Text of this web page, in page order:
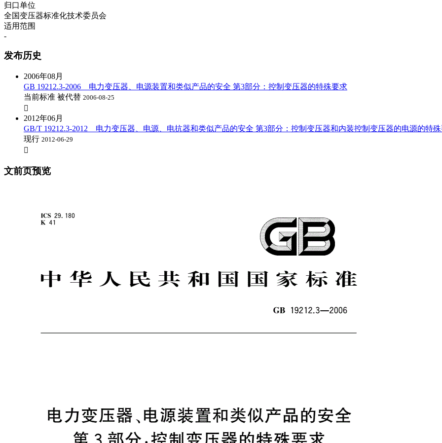
归口单位
全国变压器标准化技术委员会
适用范围
-
发布历史
2006年08月
GB 19212.3-2006 电力变压器、电源装置和类似产品的安全 第3部分：控制变压器的特殊要求
当前标准 被代替 2006-08-25

2012年06月
GB/T 19212.3-2012 电力变压器、电源、电抗器和类似产品的安全 第3部分：控制变压器和内装控制变压器的电源的特
现行 2012-06-29

文前页预览